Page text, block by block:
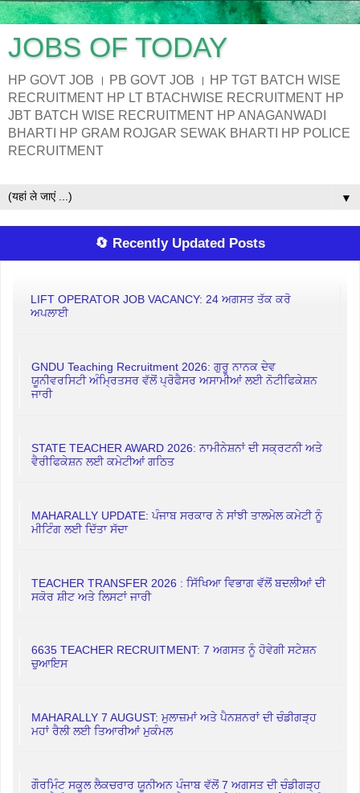
JOBS OF TODAY
HP GOVT JOB । PB GOVT JOB । HP TGT BATCH WISE
RECRUITMENT HP LT BTACHWISE RECRUITMENT HP
JBT BATCH WISE RECRUITMENT HP ANAGANWADI
BHARTI HP GRAM ROJGAR SEWAK BHARTI HP POLICE
RECRUITMENT
▼
🔄 Recently Updated Posts
LIFT OPERATOR JOB VACANCY: 24 ਅਗਸਤ ਤੱਕ ਕਰੋ
ਅਪਲਾਈ
GNDU Teaching Recruitment 2026: ਗੁਰੂ ਨਾਨਕ ਦੇਵ
ਯੂਨੀਵਰਸਿਟੀ ਅੰਮ੍ਰਿਤਸਰ ਵੱਲੋਂ ਪ੍ਰੋਫੈਸਰ ਅਸਾਮੀਆਂ ਲਈ ਨੋਟੀਫਿਕੇਸ਼ਨ
ਜਾਰੀ
STATE TEACHER AWARD 2026: ਨਾਮੀਨੇਸ਼ਨਾਂ ਦੀ ਸਕ੍ਰਟਨੀ ਅਤੇ
ਵੈਰੀਫਿਕੇਸ਼ਨ ਲਈ ਕਮੇਟੀਆਂ ਗਠਿਤ
MAHARALLY UPDATE: ਪੰਜਾਬ ਸਰਕਾਰ ਨੇ ਸਾਂਝੀ ਤਾਲਮੇਲ ਕਮੇਟੀ ਨੂੰ
ਮੀਟਿੰਗ ਲਈ ਦਿੱਤਾ ਸੱਦਾ
TEACHER TRANSFER 2026 : ਸਿੱਖਿਆ ਵਿਭਾਗ ਵੱਲੋਂ ਬਦਲੀਆਂ ਦੀ
ਸਕੋਰ ਸ਼ੀਟ ਅਤੇ ਲਿਸਟਾਂ ਜਾਰੀ
6635 TEACHER RECRUITMENT: 7 ਅਗਸਤ ਨੂੰ ਹੋਵੇਗੀ ਸਟੇਸ਼ਨ
ਚੁਆਇਸ
MAHARALLY 7 AUGUST: ਮੁਲਾਜ਼ਮਾਂ ਅਤੇ ਪੈਨਸ਼ਨਰਾਂ ਦੀ ਚੰਡੀਗੜ੍ਹ
ਮਹਾਂ ਰੈਲੀ ਲਈ ਤਿਆਰੀਆਂ ਮੁਕੰਮਲ
ਗੌਰਮਿੰਟ ਸਕੂਲ ਲੈਕਚਰਾਰ ਯੂਨੀਅਨ ਪੰਜਾਬ ਵੱਲੋਂ 7 ਅਗਸਤ ਦੀ ਚੰਡੀਗੜ੍ਹ